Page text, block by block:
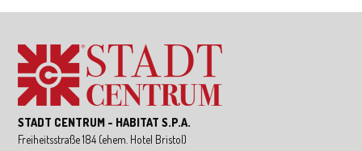
STADT CENTRUM - HABITAT S.P.A.
Freiheitsstraße 184 (ehem. Hotel Bristol)